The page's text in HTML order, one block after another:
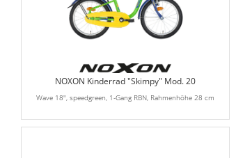
NOXON Kinderrad "Skimpy" Mod. 20
Wave 18", speedgreen, 1-Gang RBN, Rahmenhöhe 28 cm